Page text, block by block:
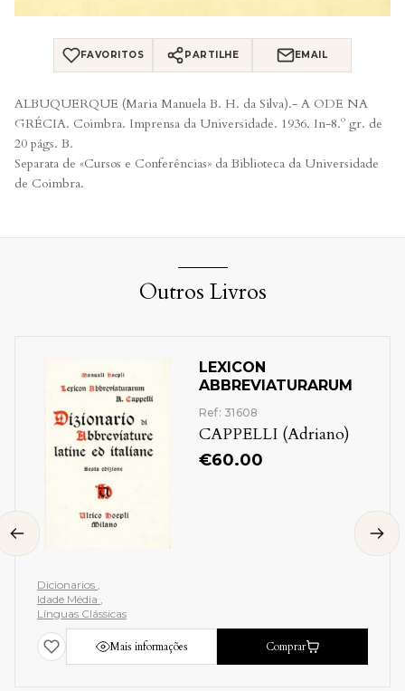
FAVORITOS PARTILHE EMAIL
ALBUQUERQUE (Maria Manuela B. H. da Silva).- A ODE NA
GRÉCIA. Coimbra. Imprensa da Universidade. 1936. In-8.º gr. de
20 págs. B.
Separata de «Cursos e Conferências» da Biblioteca da Universidade
de Coimbra.
Outros Livros
LEXICON
ABBREVIATURARUM
Ref: 31608
CAPPELLI (Adriano)
€60.00
Dicionarios
Idade Média
Línguas Clássicas
Mais informações Comprar